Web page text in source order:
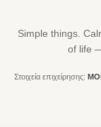
Simple things.
of life
Στοιχεία επιχείρησης: